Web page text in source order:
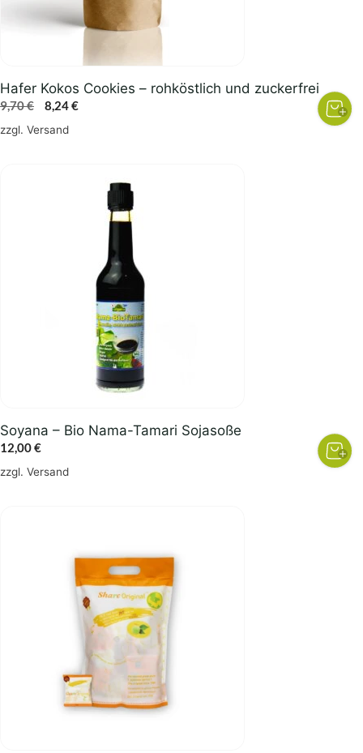
Hafer Kokos Cookies – rohköstlich und zuckerfrei
9,70€
Ursprünglicher
Preis
8,24€Aktueller
zzgl. Versand
Soyana – Bio Nama-Tamari Sojasoße
12,00€
zzgl. Versand